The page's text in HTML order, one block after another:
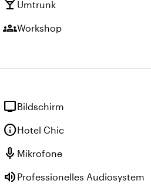
local_bar Umtrunk
groupsWorkshop
tvBildschirm
infoHotel Chic
mic Mikrofone
volume_up Professionelles Audiosystem